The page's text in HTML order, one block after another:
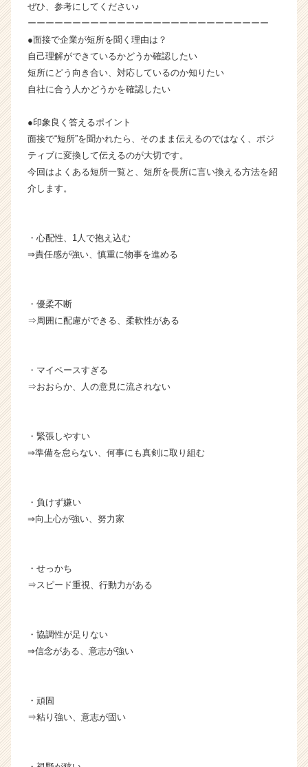
活
イ
ト
チ
ア
リ
ア
（C
h
a
r
ぜひ、参考にしてください♪
ーーーーーーーーーーーーーーーーーーーーーーーーーーー
●面接で企業が短所を聞く理由は？
自己理解ができているかどうか確認したい
短所にどう向き合い、対応しているのか知りたい
自社に合う人かどうかを確認したい
●印象良く答えるポイント
面接で“短所”を聞かれたら、そのまま伝えるのではなく、ポジ
ティブに変換して伝えるのが大切です。
今回はよくある短所一覧と、短所を長所に言い換える方法を紹
介します。
・心配性、1人で抱え込む
⇒責任感が強い、慎重に物事を進める
・優柔不断
⇒周囲に配慮ができる、柔軟性がある
・マイペースすぎる
⇒おおらか、人の意見に流されない
・緊張しやすい
⇒準備を怠らない、何事にも真剣に取り組む
・負けず嫌い
⇒向上心が強い、努力家
・せっかち
⇒スピード重視、行動力がある
・協調性が足りない
⇒信念がある、意志が強い
・頑固
⇒粘り強い、意志が固い